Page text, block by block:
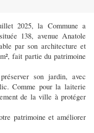
2025, la Commune a
138, avenue Anatole
par son architecture et
fait partie du patrimoine
son jardin, avec
Comme pour la laiterie
de la ville à protéger
patrimoine et améliorer